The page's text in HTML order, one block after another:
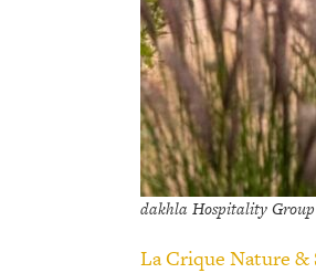
dakhla Hospitality Group
La Crique Nature &